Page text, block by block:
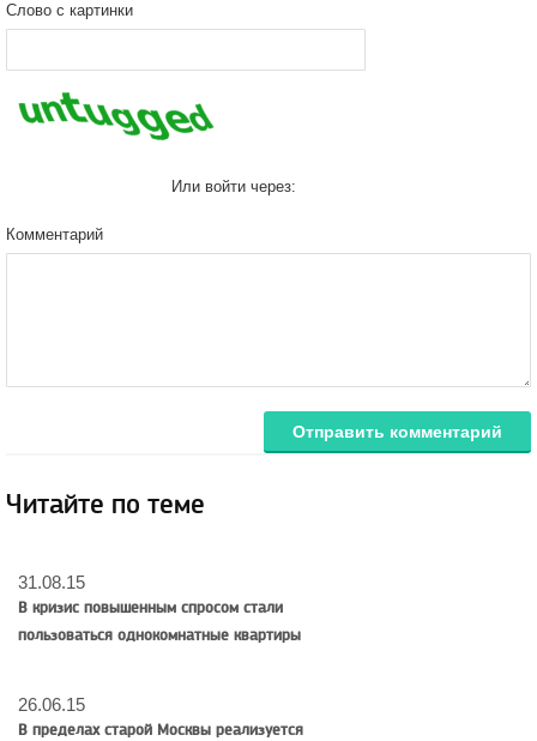
Слово с картинки
Или войти через:
Комментарий
Отправить комментарий
Читайте по теме
31.08.15
В кризис повышенным спросом стали
пользоваться однокомнатные квартиры
26.06.15
В пределах старой Москвы реализуется